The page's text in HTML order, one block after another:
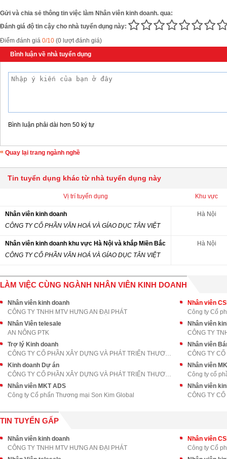
Gửi và chia sẻ thông tin việc làm Nhân viên kinh doanh. qua:
Đánh giá độ tin cậy cho nhà tuyển dụng này:
Điểm đánh giá 0/10 (0 lượt đánh giá)
Bình luận về nhà tuyển dụng
Bình luận phải dài hơn 50 ký tự
Quay lại trang ngành nghề
Tin tuyển dụng khác từ nhà tuyển dụng này
Vị trí tuyển dụng Khu vực
Nhân viên kinh doanh
CÔNG TY CỔ PHẦN VĂN HOÁ VÀ GÍAO DỤC TÂN VIỆT
Hà Nội
Nhân viên kinh doanh khu vực Hà Nội và khắp Miền Bắc
CÔNG TY CỔ PHẦN VĂN HOÁ VÀ GÍAO DỤC TÂN VIỆT
Hà Nội
LÀM VIỆC CÙNG NGÀNH NHÂN VIÊN KINH DOANH
Nhân viên kinh doanh
CÔNG TY TNHH MTV HƯNG AN ĐẠI PHÁT
Nhân viên
Công ty Cổ
Nhân Viên telesale
AN NÔNG PTK
CÔNG TY
Trợ lý Kinh doanh
CÔNG TY CỔ PHẦN XÂY DỰNG VÀ PHÁT TRIỂN THƯƠNG MẠI
Nhân viên
Kinh doanh Dự án
CÔNG TY CỔ PHẦN XÂY DỰNG VÀ PHÁT TRIỂN THƯƠNG MẠI
Nhân viên
Công ty cổ
Nhân viên MKT ADS
Công ty Cổ phẩn Thương mại Son Kim Global
Nhân viên
CÔNG TY
TIN TUYỂN GẤP
Nhân viên kinh doanh
CÔNG TY TNHH MTV HƯNG AN ĐẠI PHÁT
Nhân viên
Công ty Cổ